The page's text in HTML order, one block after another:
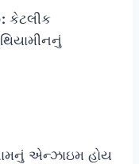
કેટલીક
એન્ઝાઇમ હોય